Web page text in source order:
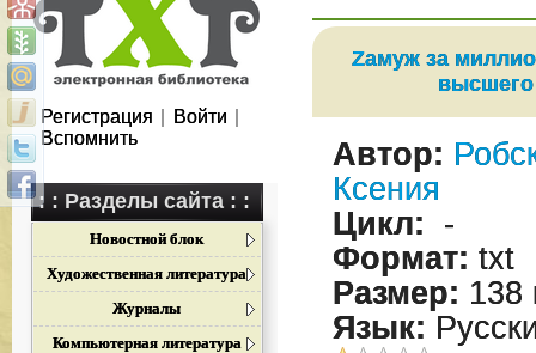
Регистрация Войти
Вспомнить
: : Разделы сайта : :
Новостной блок
Художественная литература
Журналы
Компьютерная литература
Zамуж за
высшего
Автор:
Ксения
Цикл: -
Формат: txt
Размер: 138
Язык: